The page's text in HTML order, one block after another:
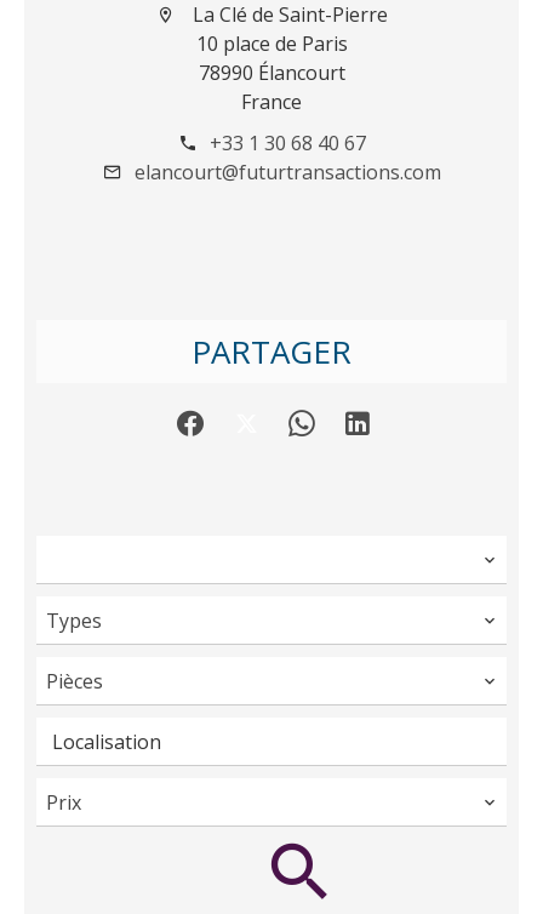
La Clé de Saint-Pierre
10 place de Paris
78990 Élancourt
France
+33 1 30 68 40 67
elancourt@futurtransactions.com
PARTAGER
Types
Pièces
Localisation
Prix